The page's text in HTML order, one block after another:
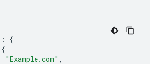
:
{
{
"Example.com" ,